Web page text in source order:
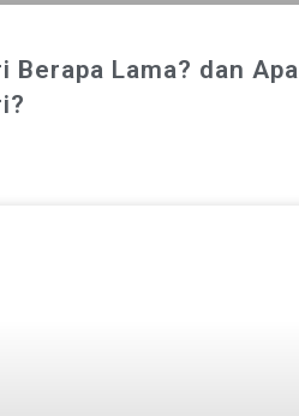
Berapa Lama? dan Apa